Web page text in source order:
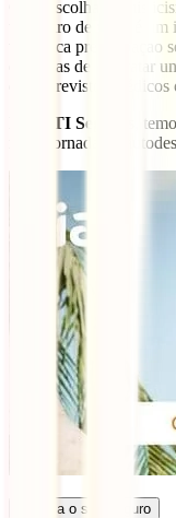
Quer escolhas o
um retiro de yoga é um
tua única preocupação
esqueças de contratar
de imprevistos médicos
IATI Seguros
,
nesta jornada de
Calcula o seu seguro